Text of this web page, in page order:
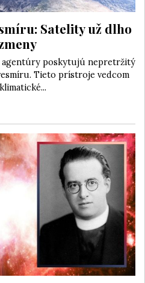
Satelity už dlho
agentúry poskytujú nepretržitý
Tieto prístroje vedcom